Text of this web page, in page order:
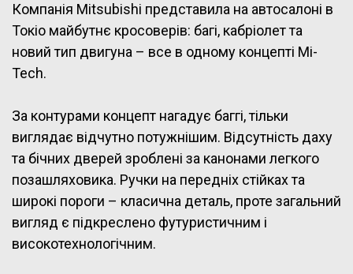
Компанія Mitsubishi представила на автосалоні в
Токіо майбутнє кросоверів: багі, кабріолет та
новий тип двигуна – все в одному концепті Mi-
Tech.
За контурами концепт нагадує баггі, тільки
виглядає відчутно потужнішим. Відсутність даху
та бічних дверей зроблені за канонами легкого
позашляховика. Ручки на передніх стійках та
широкі пороги – класична деталь, проте загальний
вигляд є підкреслено футуристичним і
високотехнологічним.